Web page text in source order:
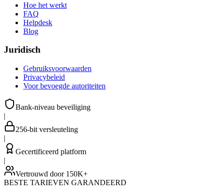
Hoe het werkt
FAQ
Helpdesk
Blog
Juridisch
Gebruiksvoorwaarden
Privacybeleid
Voor bevoegde autoriteiten
Bank-niveau beveiliging
|
256-bit versleuteling
|
Gecertificeerd platform
|
Vertrouwd door 150K+
BESTE TARIEVEN GARANDEERD